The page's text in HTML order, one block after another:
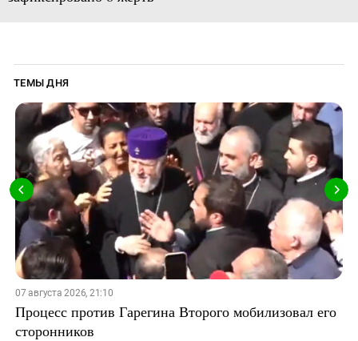
ТЕМЫ ДНЯ
07 августа 2026, 21:10
Процесс против Гарегина Второго мобилизовал его
сторонников